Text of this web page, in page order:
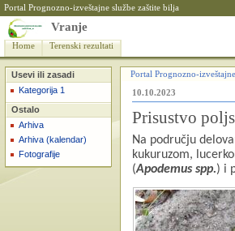
Portal Prognozno-izveštajne službe zaštite bilja
Vranje
Home Terenski rezultati
Usevi ili zasadi
Kategorija 1
Ostalo
Arhiva
Arhiva (kalendar)
Fotografije
Portal Prognozno-
10.10.2023
Prisustvo
Na području
kukuruzom,
(Apodemus spp.) i